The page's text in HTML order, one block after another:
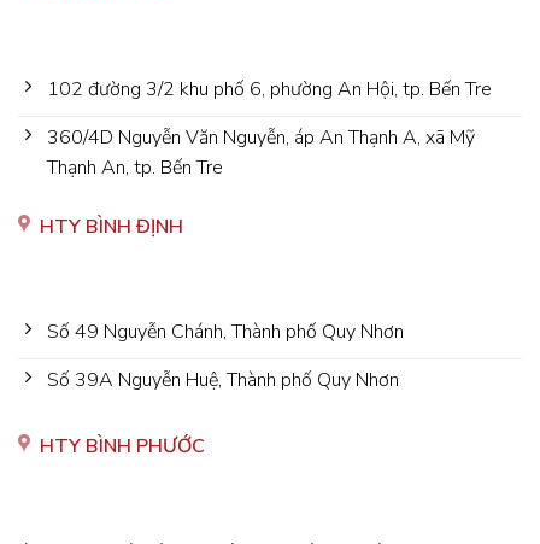
102 đường 3/2 khu phố 6, phường An Hội, tp. Bến Tre
360/4D Nguyễn Văn Nguyễn, áp An Thạnh A, xã Mỹ
Thạnh An, tp. Bến Tre
HTY BÌNH ĐỊNH
Số 49 Nguyễn Chánh, Thành phố Quy Nhơn
Số 39A Nguyễn Huệ, Thành phố Quy Nhơn
HTY BÌNH PHƯỚC